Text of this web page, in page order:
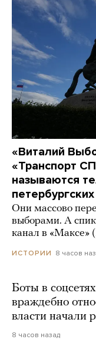
«Виталий
«Транспорт
называются
Они массово
выборами. А
канал в «Максе»
ИСТОРИИ 8 часов
Боты в
враждебно
власти начали
8 часов назад